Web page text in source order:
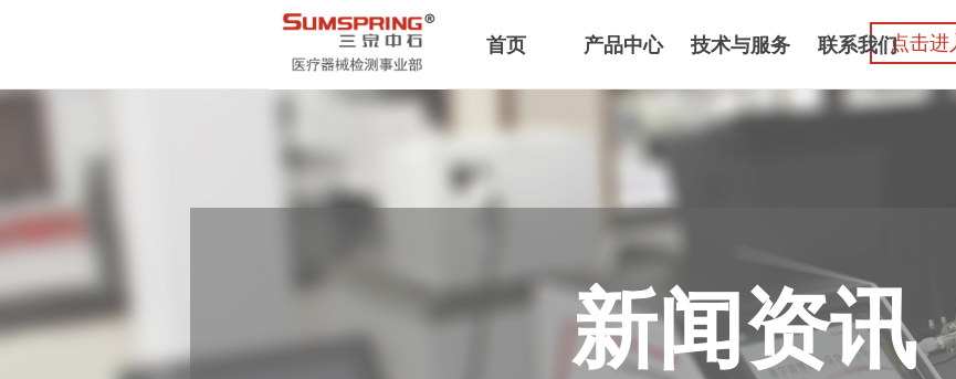
点击进
首页 产品中心 技术与服务 联系我们
新闻资讯